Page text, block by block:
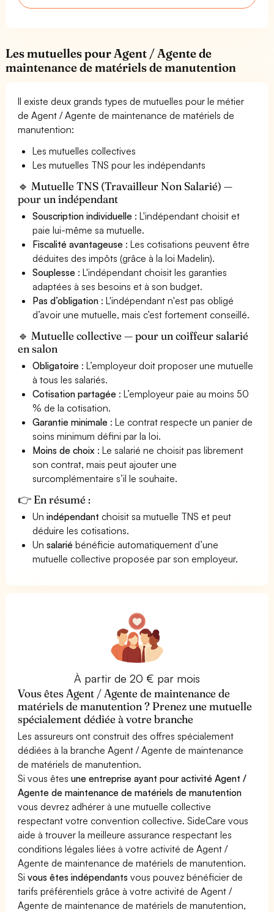
Les mutuelles pour Agent / Agente de
maintenance de matériels de manutention
Il existe deux grands types de mutuelles pour le métier
de Agent / Agente de maintenance de matériels de
manutention:
Les mutuelles collectives
Les mutuelles TNS pour les indépendants
🔹 Mutuelle TNS (Travailleur Non Salarié) —
pour un indépendant
Souscription individuelle : L'indépendant choisit et
paie lui-même sa mutuelle.
Fiscalité avantageuse : Les cotisations peuvent être
déduites des impôts (grâce à la loi Madelin).
Souplesse : L'indépendant choisit les garanties
adaptées à ses besoins et à son budget.
Pas d’obligation : L'indépendant n'est pas obligé
d’avoir une mutuelle, mais c’est fortement conseillé.
🔹 Mutuelle collective — pour un coiffeur salarié
en salon
Obligatoire : L’employeur doit proposer une mutuelle
à tous les salariés.
Cotisation partagée : L’employeur paie au moins 50
% de la cotisation.
Garantie minimale : Le contrat respecte un panier de
soins minimum défini par la loi.
Moins de choix : Le salarié ne choisit pas librement
son contrat, mais peut ajouter une
surcomplémentaire s’il le souhaite.
👉 En résumé :
Unindépendant choisit sa mutuelle TNS et peut
déduire les cotisations.
Unsalarié bénéficie automatiquement d’une
mutuelle collective proposée par son employeur.
À partir de 20 € par mois
Vous êtes Agent / Agente de maintenance de
matériels de manutention ? Prenez une mutuelle
spécialement dédiée à votre branche
Les assureurs ont construit des offres spécialement
dédiées à la branche Agent / Agente de maintenance
de matériels de manutention.
Si vous êtesune entreprise ayant pour activité Agent /
Agente de maintenance de matériels de manutention
vous devrez adhérer à une mutuelle collective
respectant votre convention collective. SideCare vous
aide à trouver la meilleure assurance respectant les
conditions légales liées à votre activité de Agent /
Agente de maintenance de matériels de manutention.
Sivous êtes indépendants vous pouvez bénéficier de
tarifs préférentiels grâce à votre activité de Agent /
Agente de maintenance de matériels de manutention,